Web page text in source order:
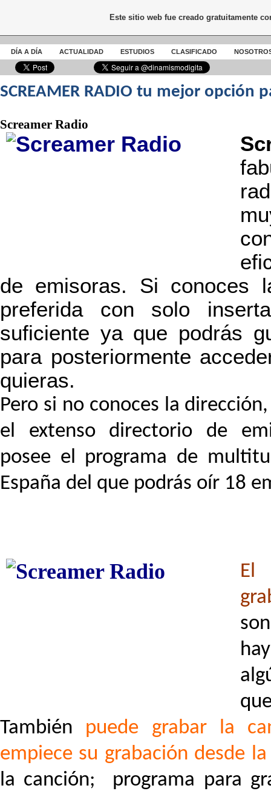
DÍA A DÍA ACTUALIDAD ESTUDIOS CLASIFICADO
SCREAMER RADIO tu mejor opción
Screamer Radio
de emisoras. Si conoces
preferida con solo
suficiente ya que podrás
para posteriormente
quieras.
Pero si no conoces la
el extenso directorio de
posee el programa de
España del que podrás oír 18
El
También puede grabar la
empiece su grabación desde
la canción; programa para
Este sitio web fue creado gratuitamente